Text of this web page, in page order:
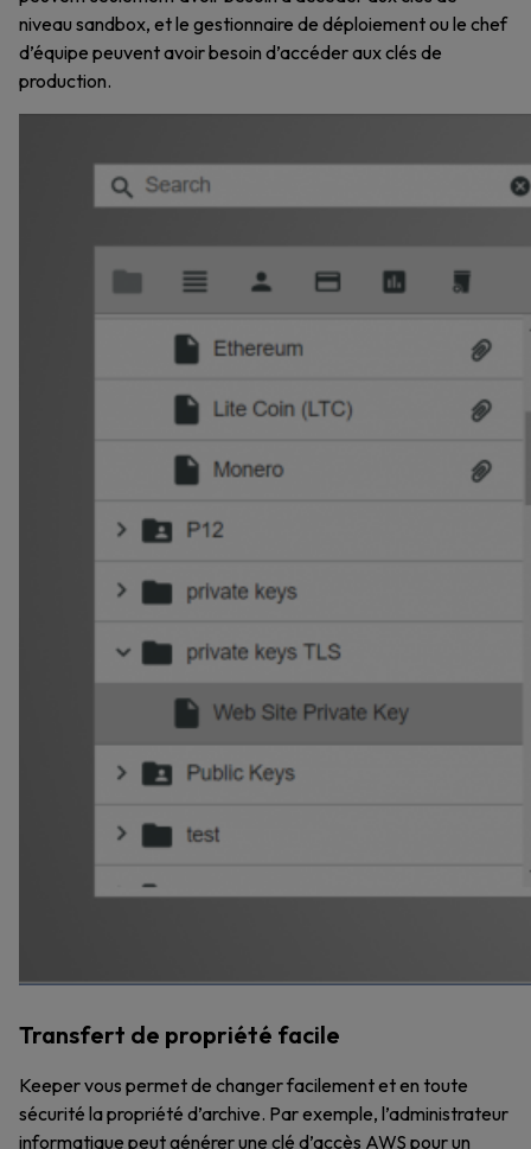
niveau sandbox, et le gestionnaire de déploiement ou le chef
d’équipe peuvent avoir besoin d’accéder aux clés de
production.
Transfert de propriété facile
Keeper vous permet de changer facilement et en toute
sécurité la propriété d’archive. Par exemple, l’administrateur
informatique peut générer une clé d’accès AWS pour un